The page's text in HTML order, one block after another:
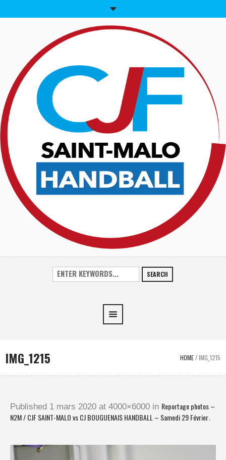
SEARCH
IMG_1215 HOME/IMG_1215
Published 1 mars 2020 at 4000×6000 in Reportage photos –
N2M / CJF SAINT-MALO vs CJ BOUGUENAIS HANDBALL – Samedi 29 Février.